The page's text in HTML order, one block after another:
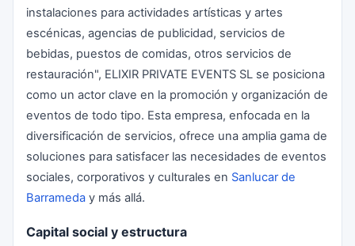
instalaciones para actividades artísticas y artes
escénicas, agencias de publicidad, servicios de
bebidas, puestos de comidas, otros servicios de
restauración", ELIXIR PRIVATE EVENTS SL se posiciona
como un actor clave en la promoción y organización de
eventos de todo tipo. Esta empresa, enfocada en la
diversificación de servicios, ofrece una amplia gama de
soluciones para satisfacer las necesidades de eventos
sociales, corporativos y culturales en Sanlucar de
Barrameda y más allá.
Capital social y estructura